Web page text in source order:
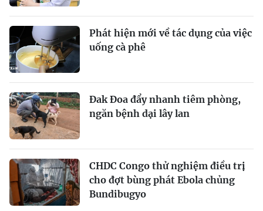
Phát hiện mới về tác dụng của việc
uống cà phê
Đak Đoa đẩy nhanh tiêm phòng,
ngăn bệnh dại lây lan
CHDC Congo thử nghiệm điều trị
cho đợt bùng phát Ebola chủng
Bundibugyo